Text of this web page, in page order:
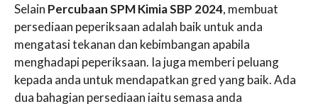
Selain Percubaan SPM Kimia SBP 2024, membuat
persediaan peperiksaan adalah baik untuk anda
mengatasi tekanan dan kebimbangan apabila
menghadapi peperiksaan. Ia juga memberi peluang
kepada anda untuk mendapatkan gred yang baik. Ada
dua bahagian persediaan iaitu semasa anda